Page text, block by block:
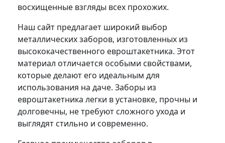
восхищенные взгляды всех прохожих.
Наш сайт предлагает широкий выбор
металлических заборов, изготовленных из
высококачественного евроштакетника. Этот
материал отличается особыми свойствами,
которые делают его идеальным для
использования на даче. Заборы из
евроштакетника легки в установке, прочны и
долговечны, не требуют сложного ухода и
выглядят стильно и современно.